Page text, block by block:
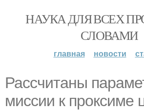
НАУКА ДЛЯ ВСЕХ
СЛОВАМИ
главная новости
Рассчитаны
миссии к проксиме